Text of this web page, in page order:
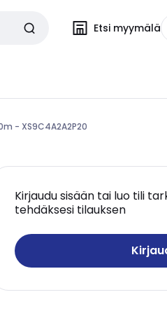
Etsi myymälä
- XS9C4A2A2P20
Kirjaudu sisään tai luo tili
tehdäksesi tilauksen